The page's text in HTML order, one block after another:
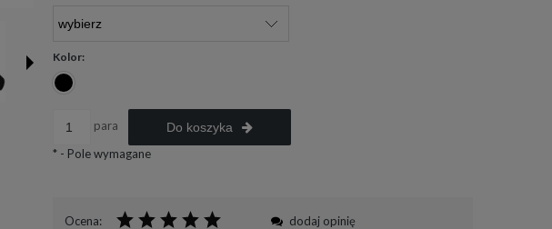
Kolor:
para
Do koszyka
*- Pole wymagane
Ocena: dodaj opinię